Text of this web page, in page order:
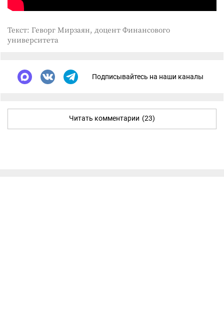
Текст: Геворг Мирзаян, доцент Финансового
университета
Подписывайтесь на наши каналы
Читать комментарии (23)